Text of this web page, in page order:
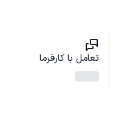
تعامل با کارفرما